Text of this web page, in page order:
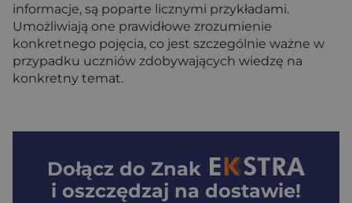
informacje, są poparte licznymi przykładami.
Umożliwiają one prawidłowe zrozumienie
konkretnego pojęcia, co jest szczególnie ważne w
przypadku uczniów zdobywających wiedzę na
konkretny temat.
Dołącz do Znak
i oszczędzaj na dostawie!